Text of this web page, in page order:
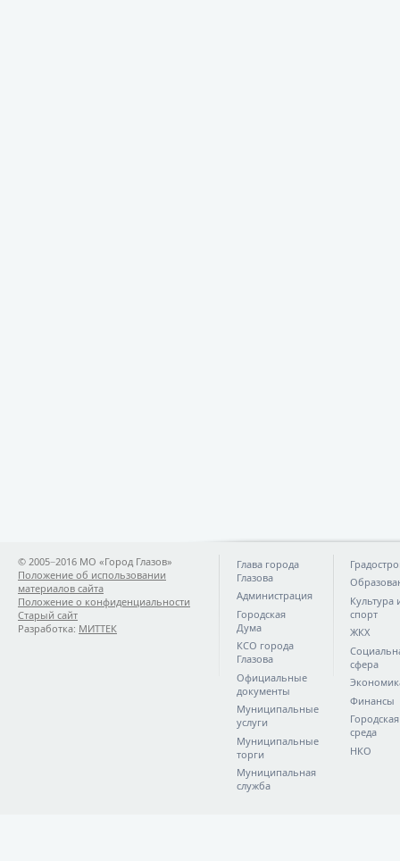
© 2005−2016 МО «Город Глазов»
Положение об использовании
материалов сайта
Положение о конфиденциальности
Старый сайт
Разработка: МИТТЕК
Глава города
Глазова
Администрация
Городская
Дума
КСО города
Глазова
Официальные
документы
Муниципальные
услуги
Муниципальные
торги
Муниципальная
служба
Культура
спорт
ЖКХ
сфера
Финансы
Городская
среда
НКО